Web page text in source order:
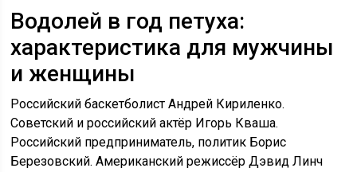
Водолей в год петуха:
характеристика для мужчины
и женщины
Российский баскетболист Андрей Кириленко.
Советский и российский актёр Игорь Кваша.
Российский предприниматель, политик Борис
Березовский. Американский режиссёр Дэвид Линч